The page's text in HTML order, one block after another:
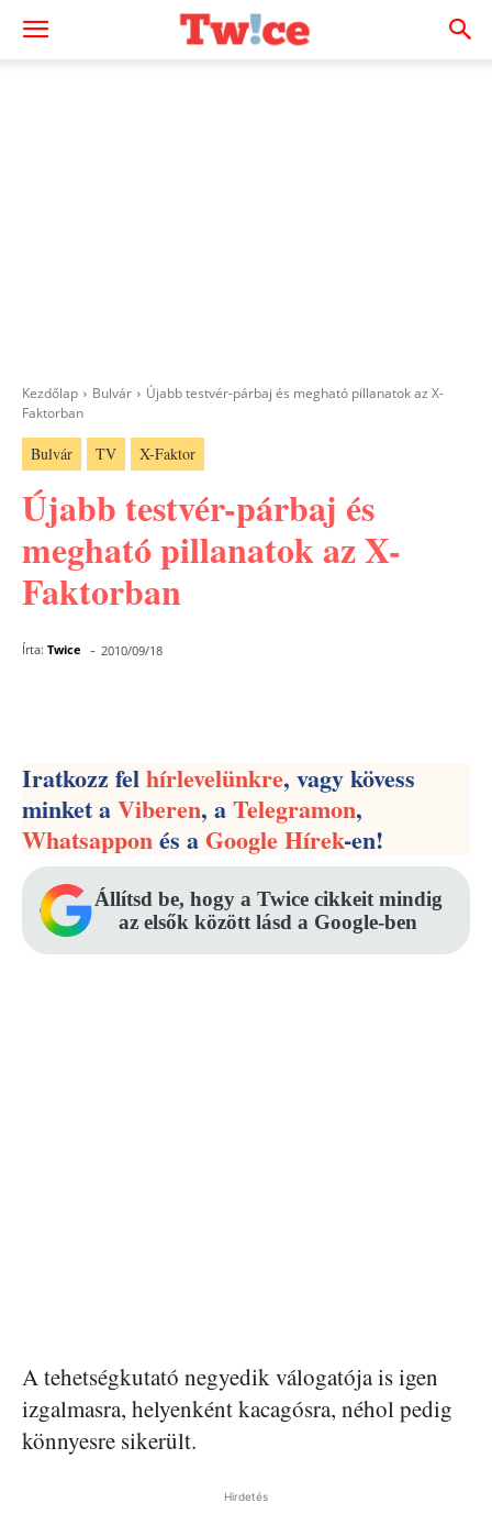
Kezdőlap Bulvár
Újabb testvér-párbaj és megható pillanatok az X-
Faktorban
Bulvár TV X-Faktor
Újabb testvér-párbaj és
megható pillanatok az X-
Faktorban
Írta: Twice - 2010/09/18
Iratkozz felhírlevelünkre, vagy kövess
minket aViberen, aTelegramon,
Whatsapponés aGoogle Hírek-en!
Állítsd be, hogy a Twice cikkeit mindig
az elsők között lásd a Google-ben
A tehetségkutató negyedik válogatója is igen
izgalmasra, helyenként kacagósra, néhol pedig
könnyesre sikerült.
Hirdetés